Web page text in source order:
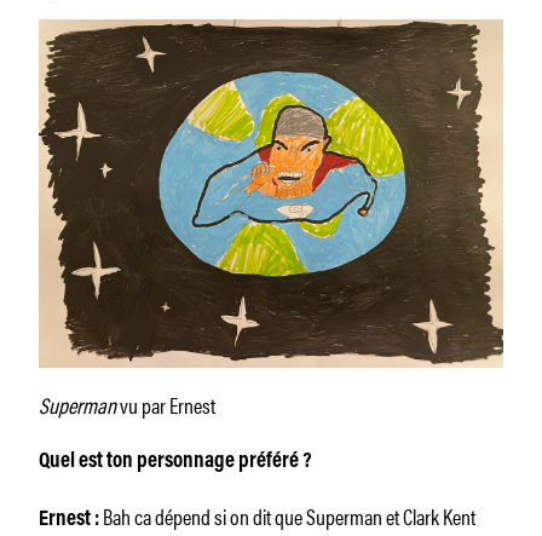
Supermanvu par Ernest
Quel est ton personnage préféré ?
Ernest : Bah ca dépend si on dit que Superman et Clark Kent